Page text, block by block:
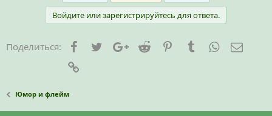
Войдите или зарегистрируйтесь для ответа.
Поделиться: FacebookTwitterGoogle+
Reddit PinterestTumblrWhatsApp
Юмор и флейм